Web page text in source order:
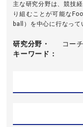
主な研究分野は、競技
り組むことが可能な
ball）を中心に行なって
研究分野・
キーワード
コー